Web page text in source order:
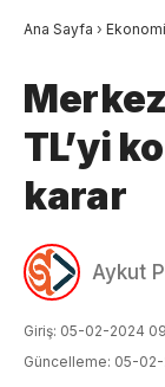
Ana Sayfa › Ekonomi
TL’yi
karar
Aykut
Giriş: 05-02-2024
Güncelleme: 05-